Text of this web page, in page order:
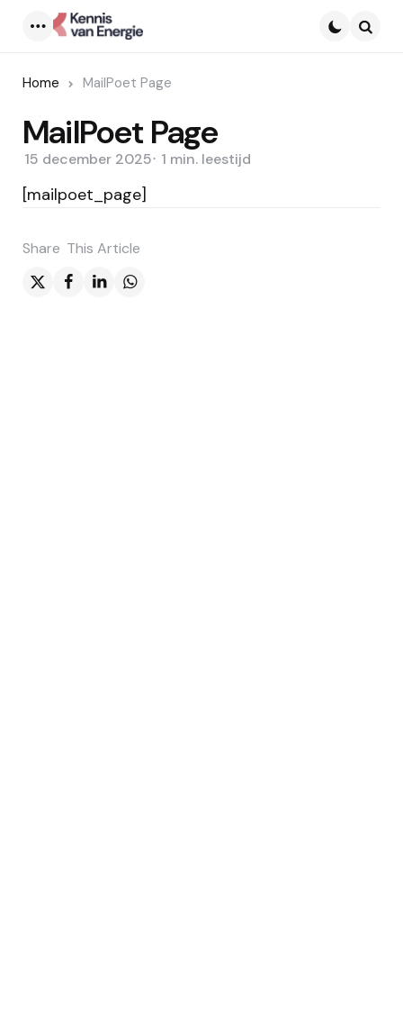
Home MailPoet Page
MailPoet Page
15 december 2025 1 min. leestijd
[mailpoet_page]
Share This Article